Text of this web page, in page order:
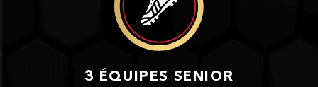
3 ÉQUIPES SENIOR